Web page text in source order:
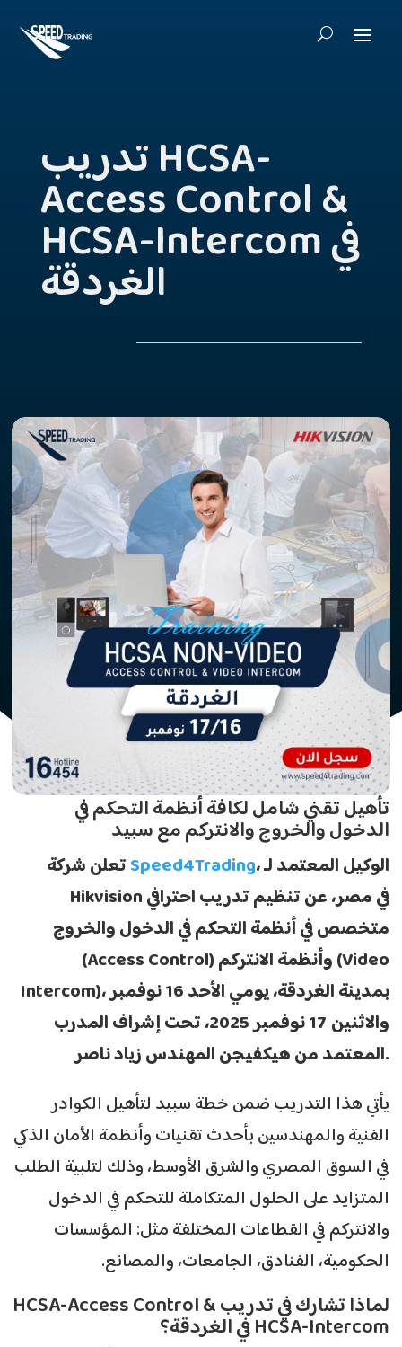
تدريب HCSA-
Access Control &
HCSA-Intercom في
الغردقة
تأهيل تقني شامل لكافة أنظمة التحكم في
الدخول والخروج والانتركم مع سبيد
Speed4Trading، الوكيل المعتمد لـ
Hikvision في مصر، عن تنظيم تدريب احترافي
متخصص في أنظمة التحكم في الدخول والخروج
(Access Control) وأنظمة الانتركم (Video
Intercom)، بمدينة الغردقة، يومي الأحد 16 نوفمبر
والاثنين 17 نوفمبر 2025، تحت إشراف المدرب
المعتمد من هيكفيجن المهندس زياد ناصر.
يأتي هذا التدريب ضمن خطة سبيد لتأهيل الكوادر
الفنية والمهندسين بأحدث تقنيات وأنظمة الأمان الذكي
في السوق المصري والشرق الأوسط، وذلك لتلبية الطلب
المتزايد على الحلول المتكاملة للتحكم في الدخول
والانتركم في القطاعات المختلفة مثل: المؤسسات
الحكومية، الفنادق، الجامعات، والمصانع.
لماذا تشارك في تدريب HCSA-Access Control &
HCSA-Intercom في الغردقة؟